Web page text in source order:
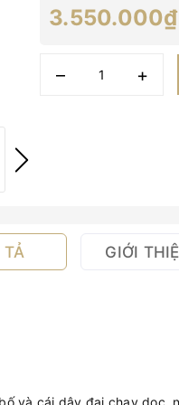
3.550.000₫
– +
TẢ GIỚI